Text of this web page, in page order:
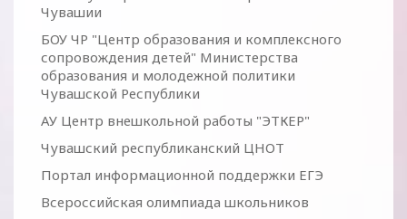
Чувашии
БОУ ЧР "Центр образования и комплексного
сопровождения детей" Министерства
образования и молодежной политики
Чувашской Республики
АУ Центр внешкольной работы "ЭТКЕР"
Чувашский республиканский ЦНОТ
Портал информационной поддержки ЕГЭ
Всероссийская олимпиада школьников